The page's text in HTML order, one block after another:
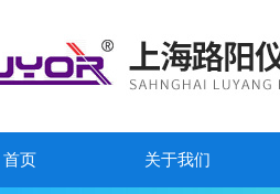
首页 关于我们